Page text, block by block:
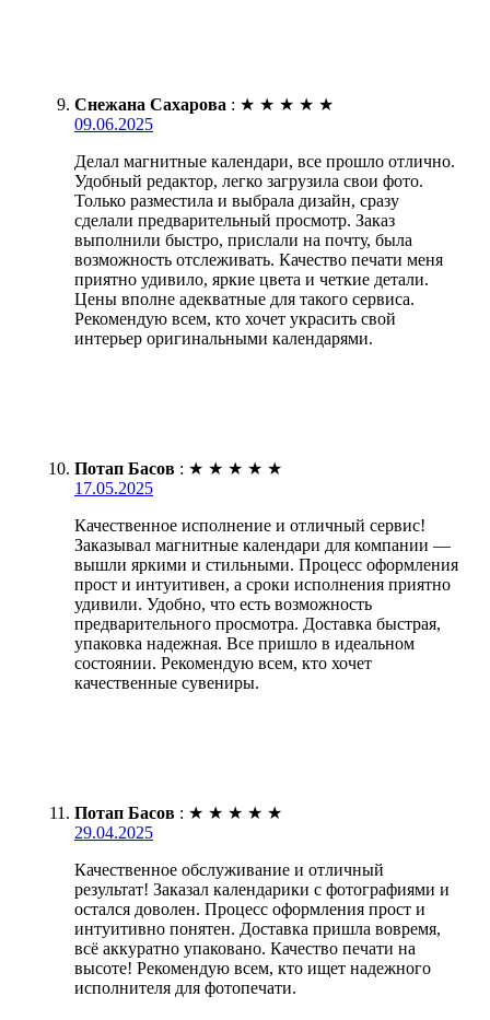
Снежана Сахарова : ★ ★ ★ ★ ★
09.06.2025
Делал магнитные календари, все прошло отлично.
Удобный редактор, легко загрузила свои фото.
Только разместила и выбрала дизайн, сразу
сделали предварительный просмотр. Заказ
выполнили быстро, прислали на почту, была
возможность отслеживать. Качество печати меня
приятно удивило, яркие цвета и четкие детали.
Цены вполне адекватные для такого сервиса.
Рекомендую всем, кто хочет украсить свой
интерьер оригинальными календарями.
Потап Басов : ★ ★ ★ ★ ★
17.05.2025
Качественное исполнение и отличный сервис!
Заказывал магнитные календари для компании —
вышли яркими и стильными. Процесс оформления
прост и интуитивен, а сроки исполнения приятно
удивили. Удобно, что есть возможность
предварительного просмотра. Доставка быстрая,
упаковка надежная. Все пришло в идеальном
состоянии. Рекомендую всем, кто хочет
качественные сувениры.
Потап Басов : ★ ★ ★ ★ ★
29.04.2025
Качественное обслуживание и отличный
результат! Заказал календарики с фотографиями и
остался доволен. Процесс оформления прост и
интуитивно понятен. Доставка пришла вовремя,
всё аккуратно упаковано. Качество печати на
высоте! Рекомендую всем, кто ищет надежного
исполнителя для фотопечати.